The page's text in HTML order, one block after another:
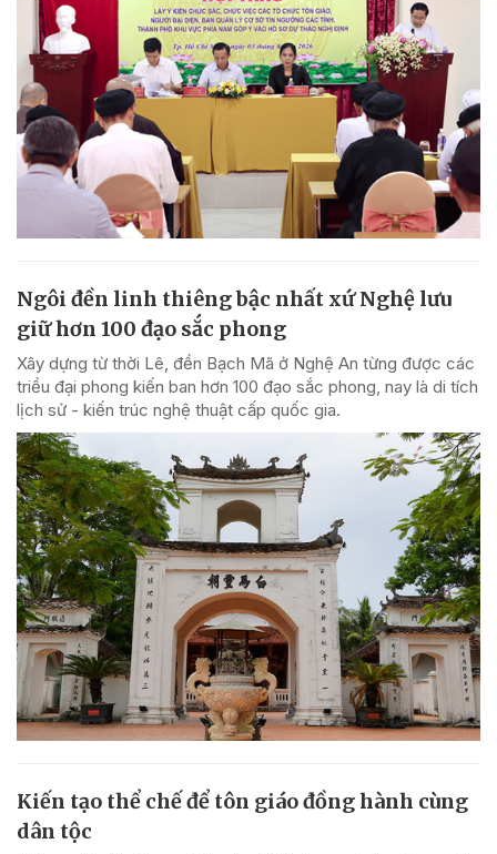
Ngôi đền linh thiêng bậc nhất xứ Nghệ lưu
giữ hơn 100 đạo sắc phong
Xây dựng từ thời Lê, đền Bạch Mã ở Nghệ An từng được các
triều đại phong kiến ban hơn 100 đạo sắc phong, nay là di tích
lịch sử - kiến trúc nghệ thuật cấp quốc gia.
Kiến tạo thể chế để tôn giáo đồng hành cùng
dân tộc